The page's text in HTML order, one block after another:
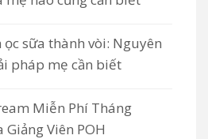
ọc sữa thành vòi: Nguyên
pháp mẹ cần biết
Miễn Phí Tháng
Giảng Viên POH